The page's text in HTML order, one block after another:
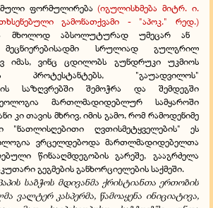
ფორმულირება(იგულისხმება მიტრ. ი.
გამონათქვამი - "აპოკ." რედ.)
მხოლოდ აბსოლუტურად უმეცარ ან
მეცნიერებისადმი სრულიად გულგრილ
იმას, ვინც ცდილობს გუნდრუკი უკმიოს
პროტესტანტებს, "გაუადვილოს"
საზღვრებში შემოჭრა და შემდეგში
მართლმადიდებლურ სამყაროში
კი თავის მხრივ, იმის გამო, რომ რამოდენიმე
"ნათლისღებითი ღვთისმეტყველების" ეს
ვრცელდებოდა მართლმადიდებელთა
წინააღმდეგობის გარეშე, გააგრძელა
გეგმების განხორციელების საქმეში.
საბჭოს მდივანმა ქრისტიანთა ერთობის
ვალტერ კასპერმა, წამოაყენა ინიციატივა,